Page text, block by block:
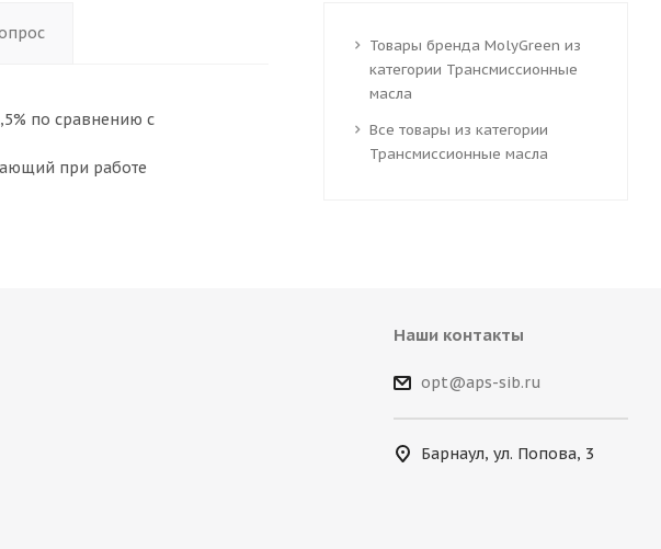
по сравнению с
при работе
Товары бренда MolyGreen из
категории Трансмиссионные
масла
Все товары из категории
Трансмиссионные масла
Наши контакты
opt@aps-sib.ru
Барнаул, ул. Попова, 3